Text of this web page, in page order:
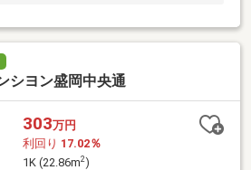
シヨン盛岡中央通
303万円
利回り 17.02％
1K (22.86m2)